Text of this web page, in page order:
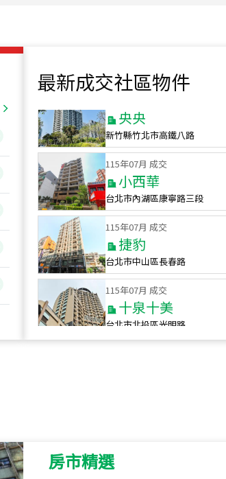
最新成交社區物件
115年07月 成交
新竹縣竹北市高鐵八路
115年07月 成交
小西華
台北市內湖區康寧路三段
115年07月 成交
捷豹
台北市中山區長春路
115年07月 成交
十泉十美
台北市北投區光明路
115年07月 成交
115
房市精選